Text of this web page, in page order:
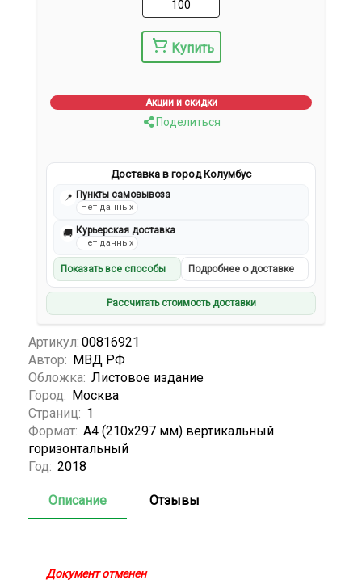
Купить
Акции и скидки
Поделиться
Доставка в город Колумбус
📍 Пункты самовывоза
Нет данных
🚚 Курьерская доставка
Нет данных
Показать все способы Подробнее о доставке
Рассчитать стоимость доставки
Артикул: 00816921
Автор: МВД РФ
Обложка: Листовое издание
Город: Москва
Страниц: 1
Формат: А4 (210x297 мм) вертикальный
горизонтальный
Год: 2018
Описание Отзывы
Документ отменен